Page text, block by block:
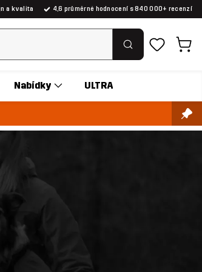
a kvalita 4,6 průměrné hodnocení s 840 000+ recenzí
Nabídky ULTRA